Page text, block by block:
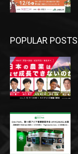
POPULAR POSTS